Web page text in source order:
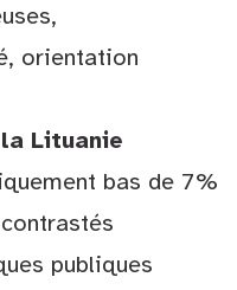
orientation
Lituanie
bas de 7%
publiques